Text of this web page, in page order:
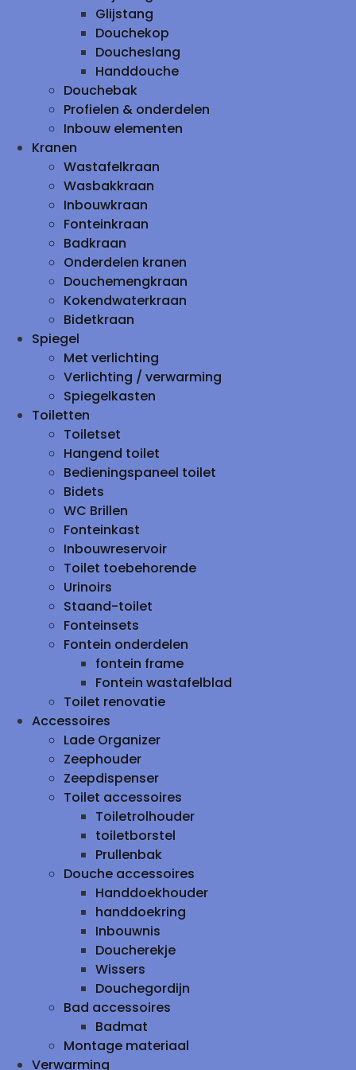
Glijstang
Douchekop
Doucheslang
Handdouche
Douchebak
Profielen & onderdelen
Inbouw elementen
Kranen
Wastafelkraan
Wasbakkraan
Inbouwkraan
Fonteinkraan
Badkraan
Onderdelen kranen
Douchemengkraan
Kokendwaterkraan
Bidetkraan
Spiegel
Met verlichting
Verlichting / verwarming
Spiegelkasten
Toiletten
Toiletset
Hangend toilet
Bedieningspaneel toilet
Bidets
WC Brillen
Fonteinkast
Inbouwreservoir
Toilet toebehorende
Urinoirs
Staand-toilet
Fonteinsets
Fontein onderdelen
fontein frame
Fontein wastafelblad
Toilet renovatie
Accessoires
Lade Organizer
Zeephouder
Zeepdispenser
Toilet accessoires
Toiletrolhouder
toiletborstel
Prullenbak
Douche accessoires
Handdoekhouder
handdoekring
Inbouwnis
Doucherekje
Wissers
Douchegordijn
Bad accessoires
Badmat
Montage materiaal
Verwarming